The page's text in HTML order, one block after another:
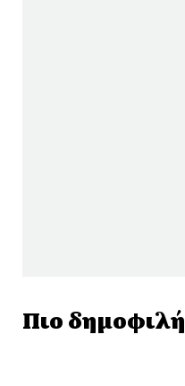
Πιο δημοφιλή